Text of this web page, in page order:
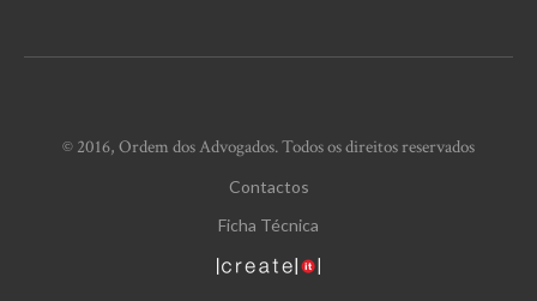
© 2016, Ordem dos Advogados. Todos os direitos reservados
Contactos
Ficha Técnica